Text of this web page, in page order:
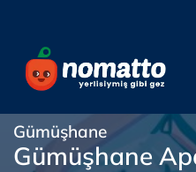
Gümüşhane
Gümüşhane